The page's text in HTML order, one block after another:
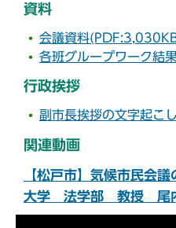
資料
会議資料
各班グループワーク結
行政挨拶
副市長挨拶の文字起こ
関連動画
【松戸市】気候市民会
大学 法学部 教授 尾